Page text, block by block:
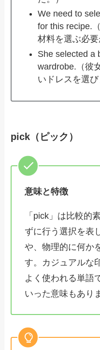
We need to
for this recipe.
材料を選ぶ必要
She selected a
wardrobe.（彼
いドレスを選び
pick（ピック）
意味と特徴
「pick」は比較的
ずに行う選択を表
や、物理的に何か
す。カジュアルな
よく使われる単語
いった意味もあり